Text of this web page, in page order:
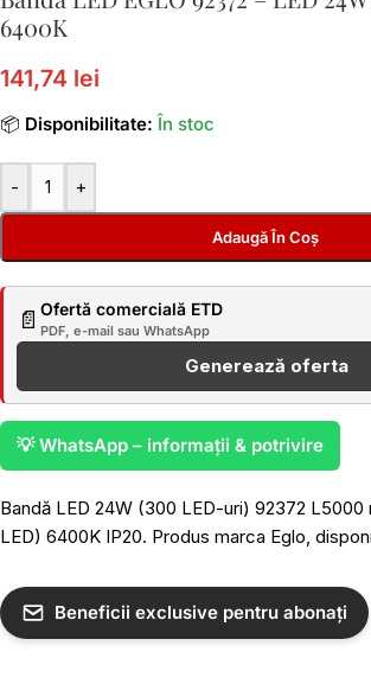
6400K
141,74 lei
📦 Disponibilitate: În stoc
- +
Adaugă În Coș
📄 Ofertă comercială ETD
PDF, e-mail sau WhatsApp
Generează oferta
💡 WhatsApp – informații & potrivire
Bandă LED 24W (300 LED-uri) 92372 L5000
LED) 6400K IP20. Produs marca Eglo,
Beneficii exclusive pentru abonați